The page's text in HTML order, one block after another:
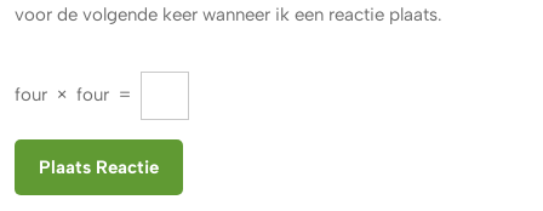
voor de volgende keer wanneer ik een reactie plaats.
four × four =